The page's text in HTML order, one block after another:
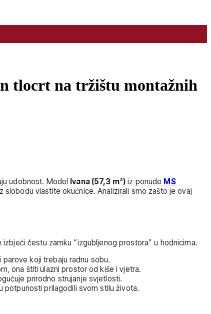
tlocrt na tržištu montažnih
udobnost. Model Ivana (57,3 m²) iz ponude MS
vlastite okućnice. Analizirali smo zašto je ovaj
čestu zamku “izgubljenog prostora” u hodnicima.
koji trebaju radnu sobu.
ona štiti ulazni prostor od kiše i vjetra.
prirodno strujanje svjetlosti.
potpunosti prilagodili svom stilu života.